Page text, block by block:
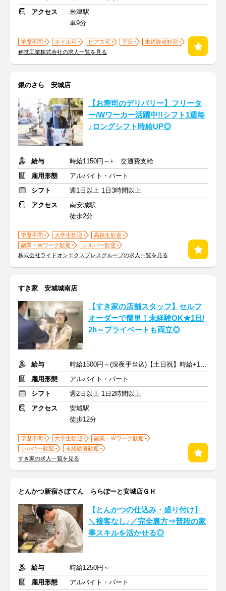
アクセス
米津駅
車9分
学歴不問 ネイル可 ピアス可 平日
未経験者歓迎
伸技工業株式会社の求人一覧を見る
銀のさら 安城店
【お寿司のデリバリー】フリータ
ー/Wワーカー活躍中!!シフト1週毎
♪ロングシフト時給UP◎
給与
時給1150円～+ 交通費支給
雇用形態
アルバイト・パート
シフト
週1日以上 1日3時間以上
アクセス
南安城駅
徒歩2分
学歴不問 大学生歓迎
高校生歓迎
副業・Ｗワーク歓迎
シルバー歓迎
株式会社ライドオンエクスプレスグループの求人一覧を見る
すき家 安城城南店
【すき家の店舗スタッフ】セルフ
オーダーで簡単！未経験OK★1日/
2h～プライベートも両立◎
給与
時給1500円～(深夜手当込)【土日祝】時給+100円
雇用形態
アルバイト・パート
シフト
週2日以上 1日2時間以上
アクセス
安城駅
徒歩12分
学歴不問 大学生歓迎
副業・Ｗワーク歓迎
シルバー歓迎
未経験者歓迎
すき家の求人一覧を見る
とんかつ新宿さぼてん ららぽーと安城店ＧＨ
【とんかつの仕込み・盛り付け】
＼接客なし♪／完全裏方⇒普段の家
事スキルを活かせる◎
給与
時給1250円～
雇用形態
アルバイト・パート